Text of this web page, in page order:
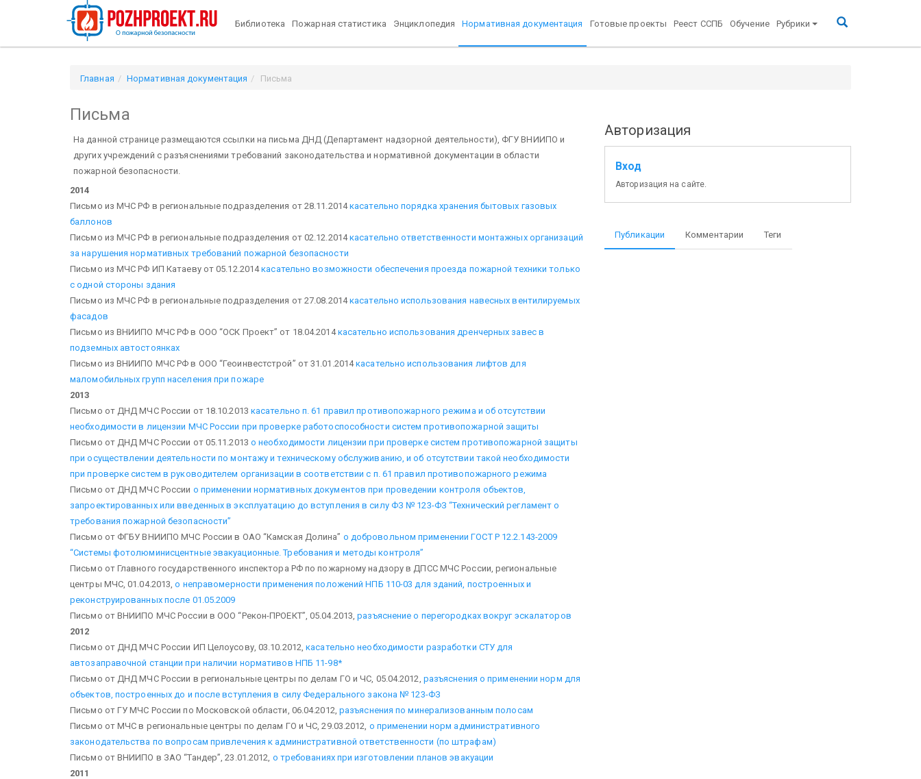
Библиотека Пожарная статистика Энциклопедия Нормативная документация Готовые проекты Реест ССПБ Обучение Рубрики
Главная Нормативная документация Письма
Письма
На данной странице размещаются ссылки на письма ДНД (Департамент надзорной деятельности), ФГУ ВНИИПО и
других учреждений с разъяснениями требований законодательства и нормативной документации в области
пожарной безопасности.
2014
Письмо из МЧС РФ в региональные подразделения от 28.11.2014касательно порядка хранения бытовых газовых
баллонов
Письмо из МЧС РФ в региональные подразделения от 02.12.2014касательно ответственности монтажных организаций
за нарушения нормативных требований пожарной безопасности
Письмо из МЧС РФ ИП Катаеву от 05.12.2014касательно возможности обеспечения проезда пожарной техники только
с одной стороны здания
Письмо из МЧС РФ в региональные подразделения от 27.08.2014касательно использования навесных вентилируемых
фасадов
Письмо из ВНИИПО МЧС РФ в ООО “ОСК Проект” от 18.04.2014касательно использования дренчерных завес в
подземных автостоянках
Письмо из ВНИИПО МЧС РФ в ООО “Геоинвестстрой” от 31.01.2014касательно использования лифтов для
маломобильных групп населения при пожаре
2013
Письмо от ДНД МЧС России от 18.10.2013 касательно п. 61 правил противопожарного режима и об отсутствии
необходимости в лицензии МЧС России при проверке работоспособности систем противопожарной защиты
Письмо от ДНД МЧС России от 05.11.2013 о необходимости лицензии при проверке систем противопожарной защиты
при осуществлении деятельности по монтажу и техническому обслуживанию, и об отсутствии такой необходимости
при проверке систем в руководителем организации в соответствии с п. 61 правил противопожарного режима
Письмо от ДНД МЧС России о применении нормативных документов при проведении контроля объектов,
запроектированных или введенных в эксплуатацию до вступления в силу ФЗ № 123-ФЗ “Технический регламент о
требования пожарной безопасности”
Письмо от ФГБУ ВНИИПО МЧС России в ОАО “Камская Долина” о добровольном применении ГОСТ Р 12.2.143-2009
“Системы фотолюминисцентные эвакуационные. Требования и методы контроля”
Письмо от Главного государственного инспектора РФ по пожарному надзору в ДПСС МЧС России, региональные
центры МЧС, 01.04.2013,о неправомерности применения положений НПБ 110-03 для зданий, построенных и
реконструированных после 01.05.2009
Письмо от ВНИИПО МЧС России в ООО “Рекон-ПРОЕКТ”, 05.04.2013,разъяснение о перегородках вокруг эскалаторов
2012
Письмо от ДНД МЧС России ИП Целоусову, 03.10.2012,касательно необходимости разработки СТУ для
автозаправочной станции при наличии нормативов НПБ 11-98*
Письмо от ДНД МЧС России в региональные центры по делам ГО и ЧС, 05.04.2012, разъяснения о применении норм для
объектов, построенных до и после вступления в силу Федерального закона № 123-ФЗ
Письмо от ГУ МЧС России по Московской области, 06.04.2012, разъяснения по минерализованным полосам
Письмо от МЧС в региональные центры по делам ГО и ЧС, 29.03.2012, о применении норм административного
законодательства по вопросам привлечения к административной ответственности (по штрафам)
Письмо от ВНИИПО в ЗАО “Тандер”, 23.01.2012, о требованиях при изготовлении планов эвакуации
2011
Авторизация
Вход
Авторизация на сайте.
Публикации Комментарии Теги